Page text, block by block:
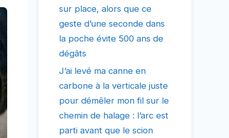
sur place, alors que ce
geste d’une seconde dans
la poche évite 500 ans de
dégâts
J’ai levé ma canne en
carbone à la verticale juste
pour démêler mon fil sur le
chemin de halage : l’arc est
parti avant que le scion